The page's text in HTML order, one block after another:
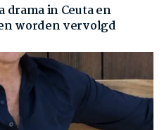
in Ceuta en
worden vervolgd